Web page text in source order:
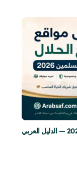
أفضل مواقع الزواج الحلال للعرب والمسلمين 2026 — الدليل العربي